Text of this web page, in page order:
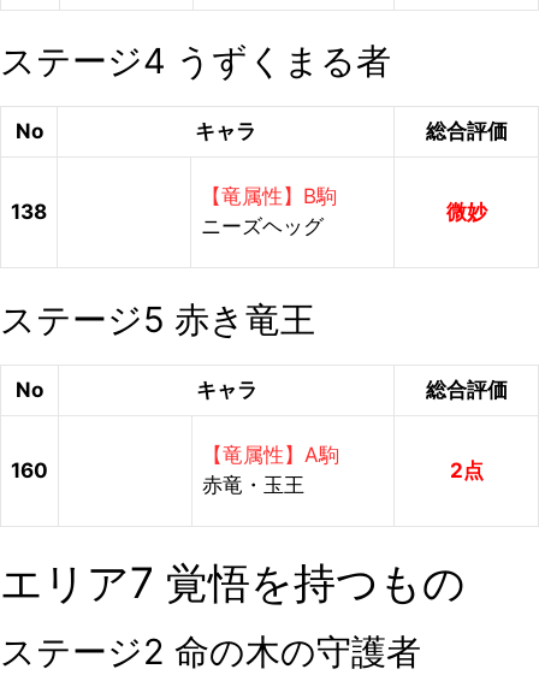
ステージ4 うずくまる者
No キャラ 総合評価
138
【竜属性】B駒
ニーズヘッグ
微妙
ステージ5 赤き竜王
No キャラ 総合評価
160
【竜属性】A駒
赤竜・玉王
2点
エリア7 覚悟を持つもの
ステージ2 命の木の守護者